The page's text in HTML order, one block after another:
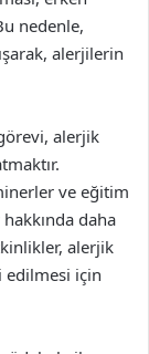
nedenle,
alerjilerin
alerjik
ve eğitim
daha
alerjik
edilmesi için